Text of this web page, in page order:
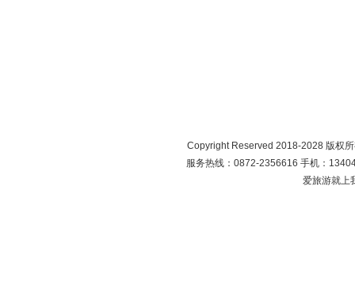
Copyright Reserved 2018-2028 版权
服务热线：0872-2356616 手机：
爱旅游就上